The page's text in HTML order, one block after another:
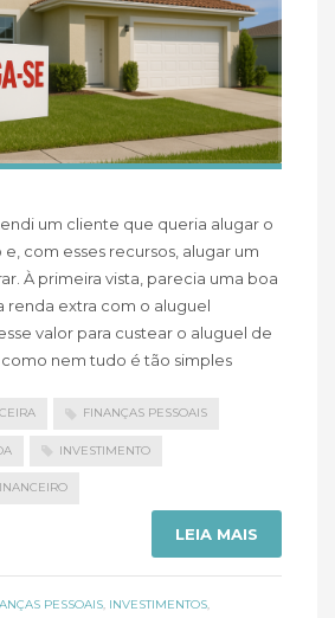
um cliente que queria alugar o
com esses recursos, alugar um
À primeira vista, parecia uma boa
renda extra com o aluguel
valor para custear o aluguel de
nem tudo é tão simples
FINANÇAS PESSOAIS
INVESTIMENTO
LEIA MAIS
PESSOAIS INVESTIMENTOS